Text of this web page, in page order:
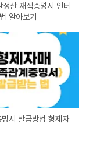
산 재직증명서 인터
알아보기
서 발급방법 형제자